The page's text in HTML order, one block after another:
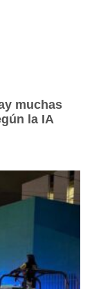
muchas
la IA